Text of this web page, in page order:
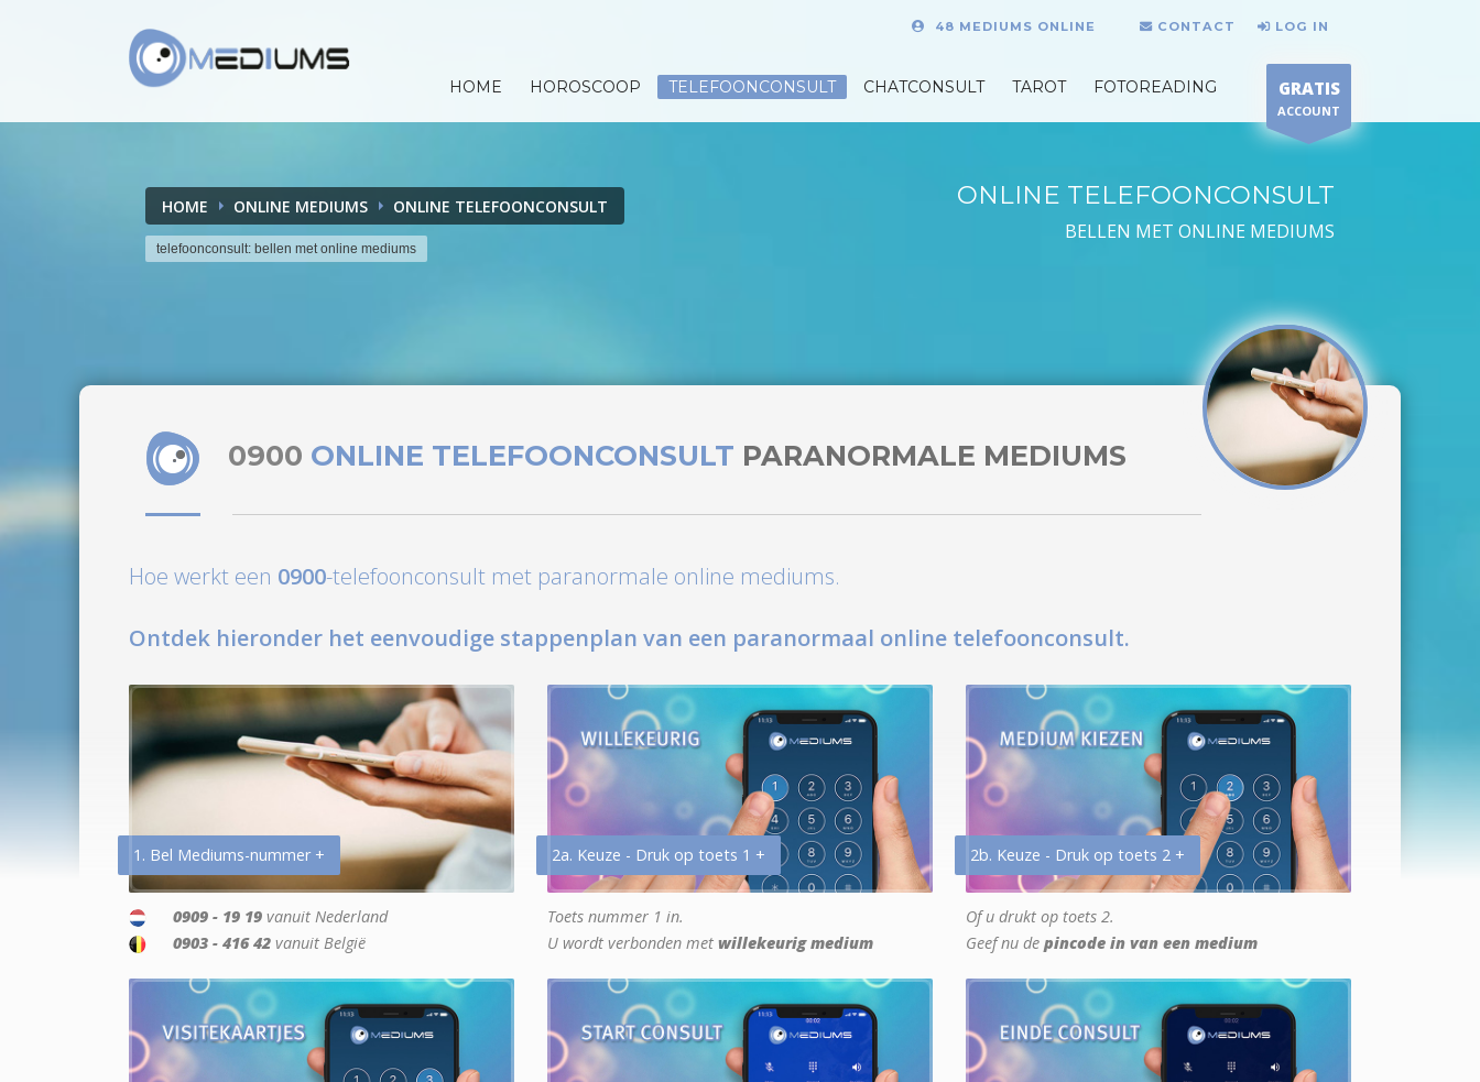
48 MEDIUMS ONLINE CONTACT LOG IN
HOME HOROSCOOP TELEFOONCONSULT CHATCONSULT TAROT FOTOREADING GRATIS
ACCOUNT
HOME ONLINE MEDIUMS ONLINE TELEFOONCONSULT
telefoonconsult: bellen met online mediums
ONLINE TELEFOONCONSULT
BELLEN MET ONLINE MEDIUMS
0900 ONLINE TELEFOONCONSULT PARANORMALE MEDIUMS
Hoe werkt een 0900-telefoonconsult met paranormale online mediums.
Ontdek hieronder het eenvoudige stappenplan van een paranormaal online telefoonconsult.
1. Bel Mediums-nummer +
0909 - 19 19 vanuit Nederland
0903 - 416 42 vanuit België
2a. Keuze - Druk op toets 1 +
Toets nummer 1 in.
U wordt verbonden met willekeurig medium
2b. Keuze - Druk op toets 2 +
Of u drukt op toets 2.
Geef nu de pincode in van een medium